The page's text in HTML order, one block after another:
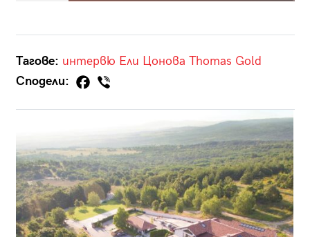
Тагове: интервю Ели Цонова Thomas Gold
Сподели: